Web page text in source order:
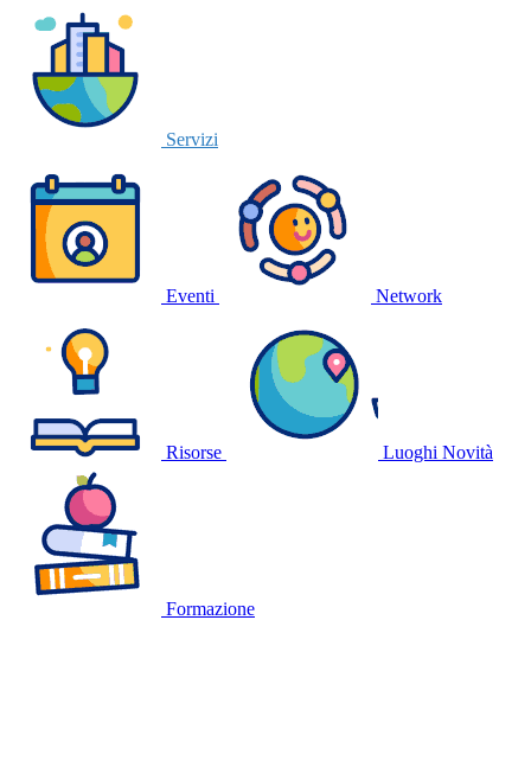
Servizi
Eventi Network
Risorse Luoghi Novità
Formazione